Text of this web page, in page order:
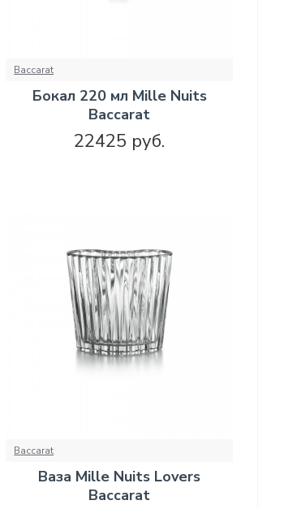
Baccarat
Бокал 220 мл Mille Nuits
Baccarat
22425 руб.
Baccarat
Ваза Mille Nuits Lovers
Baccarat